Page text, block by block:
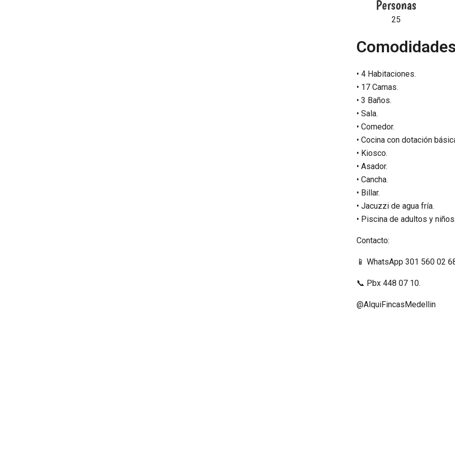
Personas
25
• 4 Habitaciones.
• 17 Camas.
• 3 Baños.
• Sala.
• Comedor.
• Cocina con dotación
• Kiosco.
• Asador.
• Cancha.
• Billar.
• Jacuzzi de agua fría.
• Piscina de adultos y niños.
Contacto:
📱 WhatsApp 301 560 02
📞 Pbx 448 07 10.
@AlquiFincasMedellin